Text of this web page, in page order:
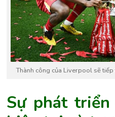
Thành công của Liverpool sẽ
Sự phát triển